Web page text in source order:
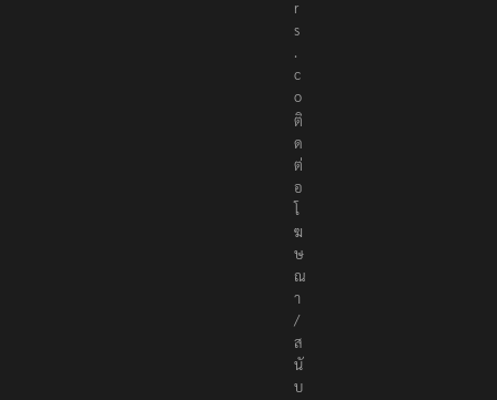
r
s
.
c
o
ติ
ด
ต่
อ
โ
ฆ
ษ
ณ
า
/
ส
นั
บ